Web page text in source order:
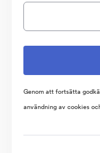
Genom att fortsätta
användning av cookies